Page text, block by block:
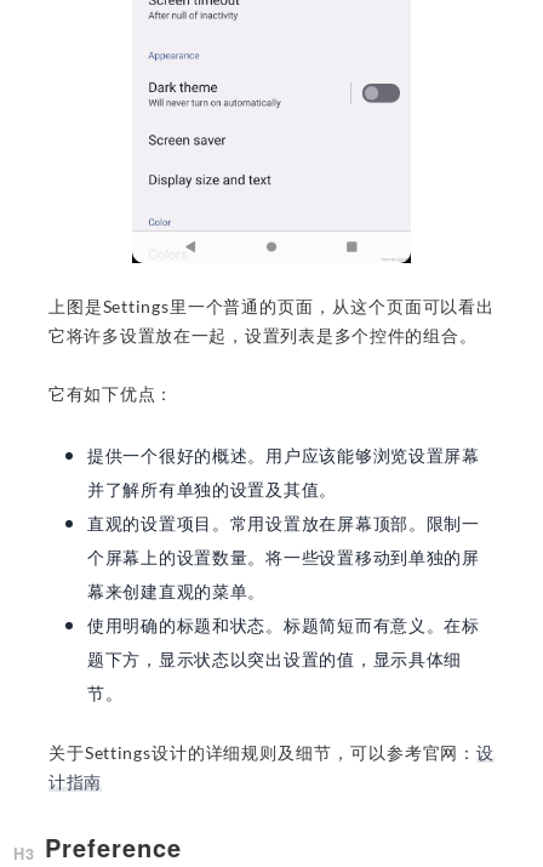
上图是Settings里一个普通的页面，从这个页面可以看出
它将许多设置放在一起，设置列表是多个控件的组合。
它有如下优点：
提供一个很好的概述。用户应该能够浏览设置屏幕
并了解所有单独的设置及其值。
直观的设置项目。常用设置放在屏幕顶部。限制一
个屏幕上的设置数量。将一些设置移动到单独的屏
幕来创建直观的菜单。
使用明确的标题和状态。标题简短而有意义。在标
题下方，显示状态以突出设置的值，显示具体细
节。
关于Settings设计的详细规则及细节，可以参考官网：设
计指南
Preference